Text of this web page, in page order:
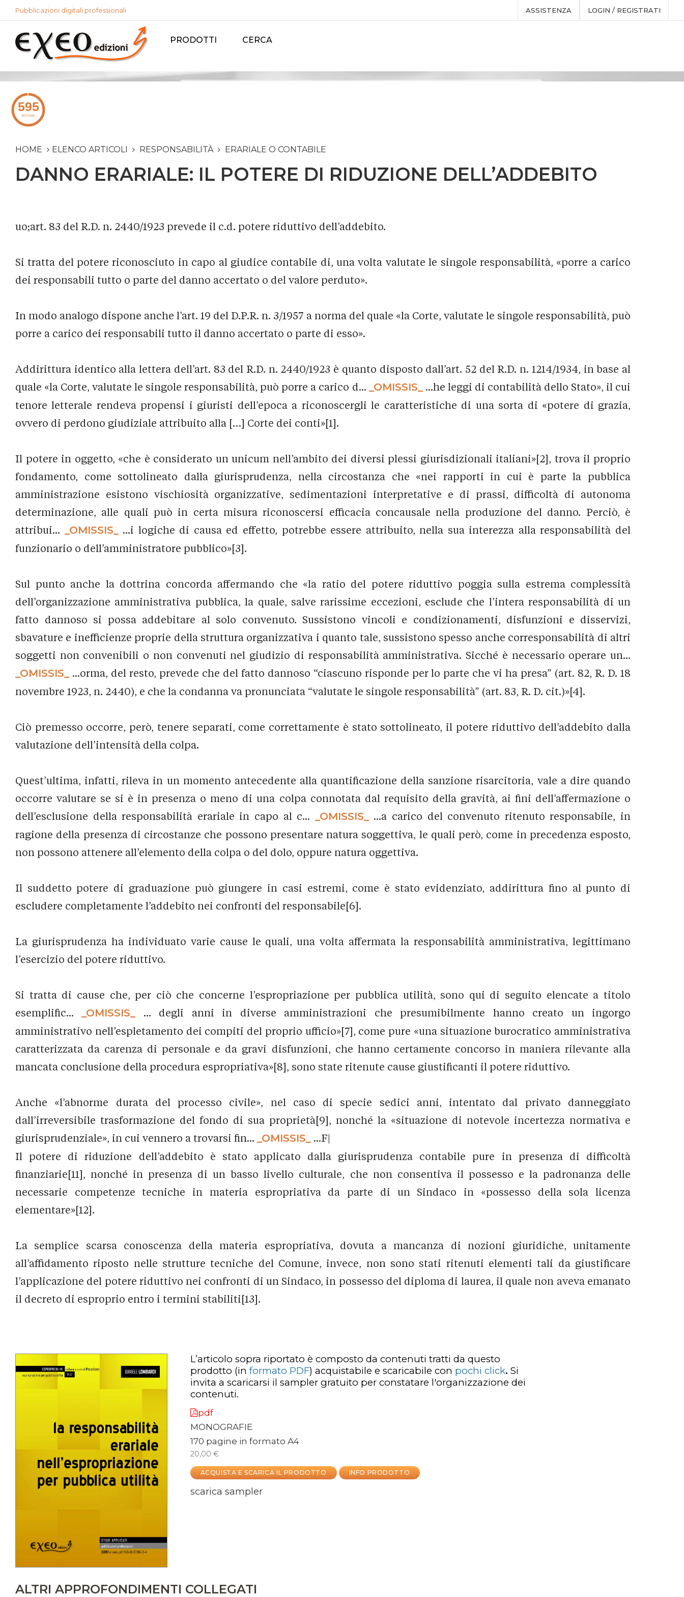
Pubblicazioni digitali professionali ASSISTENZA LOGIN / REGISTRATI
PRODOTTI CERCA
HOME ELENCO ARTICOLI RESPONSABILITÀ ERARIALE O CONTABILE
DANNO ERARIALE: IL POTERE DI RIDUZIONE DELL’ADDEBITO
uo;art. 83 del R.D. n. 2440/1923 prevede il c.d. potere riduttivo dell’addebito.
Si tratta del potere riconosciuto in capo al giudice contabile di, una volta valutate le singole responsabilità, «porre a carico
dei responsabili tutto o parte del danno accertato o del valore perduto».
In modo analogo dispone anche l’art. 19 del D.P.R. n. 3/1957 a norma del quale «la Corte, valutate le singole responsabilità, può
porre a carico dei responsabili tutto il danno accertato o parte di esso».
Addirittura identico alla lettera dell’art. 83 del R.D. n. 2440/1923 è quanto disposto dall’art. 52 del R.D. n. 1214/1934, in base al
quale «la Corte, valutate le singole responsabilità, può porre a carico d...
_OMISSIS_
...he leggi di contabilità dello Stato», il cui
tenore letterale rendeva propensi i giuristi dell’epoca a riconoscergli le caratteristiche di una sorta di «potere di grazia,
ovvero di perdono giudiziale attribuito alla […] Corte dei conti»[1].
Il potere in oggetto, «che è considerato un unicum nell’ambito dei diversi plessi giurisdizionali italiani»[2], trova il proprio
fondamento, come sottolineato dalla giurisprudenza, nella circostanza che «nei rapporti in cui è parte la pubblica
amministrazione esistono vischiosità organizzative, sedimentazioni interpretative e di prassi, difficoltà di autonoma
determinazione, alle quali può in certa misura riconoscersi efficacia concausale nella produzione del danno. Perciò, è
attribui...
_OMISSIS_
...i logiche di causa ed effetto, potrebbe essere attribuito, nella sua interezza alla responsabilità del
funzionario o dell’amministratore pubblico»[3].
Sul punto anche la dottrina concorda affermando che «la ratio del potere riduttivo poggia sulla estrema complessità
dell’organizzazione amministrativa pubblica, la quale, salve rarissime eccezioni, esclude che l’intera responsabilità di un
fatto dannoso si possa addebitare al solo convenuto. Sussistono vincoli e condizionamenti, disfunzioni e disservizi,
sbavature e inefficienze proprie della struttura organizzativa i quanto tale, sussistono spesso anche corresponsabilità di altri
soggetti non convenibili o non convenuti nel giudizio di responsabilità amministrativa. Sicché è necessario operare un...
_OMISSIS_
...orma, del resto, prevede che del fatto dannoso “ciascuno risponde per lo parte che vi ha presa” (art. 82, R. D. 18
novembre 1923, n. 2440), e che la condanna va pronunciata “valutate le singole responsabilità” (art. 83, R. D. cit.)»[4].
Ciò premesso occorre, però, tenere separati, come correttamente è stato sottolineato, il potere riduttivo dell’addebito dalla
valutazione dell’intensità della colpa.
Quest’ultima, infatti, rileva in un momento antecedente alla quantificazione della sanzione risarcitoria, vale a dire quando
occorre valutare se si è in presenza o meno di una colpa connotata dal requisito della gravità, ai fini dell’affermazione o
dell’esclusione della responsabilità erariale in capo al c...
_OMISSIS_
...a carico del convenuto ritenuto responsabile, in
ragione della presenza di circostanze che possono presentare natura soggettiva, le quali però, come in precedenza esposto,
non possono attenere all’elemento della colpa o del dolo, oppure natura oggettiva.
Il suddetto potere di graduazione può giungere in casi estremi, come è stato evidenziato, addirittura fino al punto di
escludere completamente l’addebito nei confronti del responsabile[6].
La giurisprudenza ha individuato varie cause le quali, una volta affermata la responsabilità amministrativa, legittimano
l’esercizio del potere riduttivo.
Si tratta di cause che, per ciò che concerne l’espropriazione per pubblica utilità, sono qui di seguito elencate a titolo
esemplific...
_OMISSIS_
... degli anni in diverse amministrazioni che presumibilmente hanno creato un ingorgo
amministrativo nell’espletamento dei compiti del proprio ufficio»[7], come pure «una situazione burocratico amministrativa
caratterizzata da carenza di personale e da gravi disfunzioni, che hanno certamente concorso in maniera rilevante alla
mancata conclusione della procedura espropriativa»[8], sono state ritenute cause giustificanti il potere riduttivo.
Anche «l’abnorme durata del processo civile», nel caso di specie sedici anni, intentato dal privato danneggiato
dall’irreversibile trasformazione del fondo di sua proprietà[9], nonché la «situazione di notevole incertezza normativa e
giurisprudenziale», in cui vennero a trovarsi fin...
_OMISSIS_
...F|
Il potere di riduzione dell’addebito è stato applicato dalla giurisprudenza contabile pure in presenza di difficoltà
finanziarie[11], nonché in presenza di un basso livello culturale, che non consentiva il possesso e la padronanza delle
necessarie competenze tecniche in materia espropriativa da parte di un Sindaco in «possesso della sola licenza
elementare»[12].
La semplice scarsa conoscenza della materia espropriativa, dovuta a mancanza di nozioni giuridiche, unitamente
all’affidamento riposto nelle strutture tecniche del Comune, invece, non sono stati ritenuti elementi tali da giustificare
l’applicazione del potere riduttivo nei confronti di un Sindaco, in possesso del diploma di laurea, il quale non aveva emanato
il decreto di esproprio entro i termini stabiliti[13].
L’articolo sopra riportato è composto da contenuti tratti da questo
prodotto (in formato PDF) acquistabile e scaricabile con pochi click. Si
invita a scaricarsi il sampler gratuito per constatare l'organizzazione dei
contenuti.
pdf
MONOGRAFIE
170 pagine in formato A4
20,00 €
ACQUISTA E SCARICA IL PRODOTTO INFO PRODOTTO
scarica sampler
ALTRI APPROFONDIMENTI COLLEGATI